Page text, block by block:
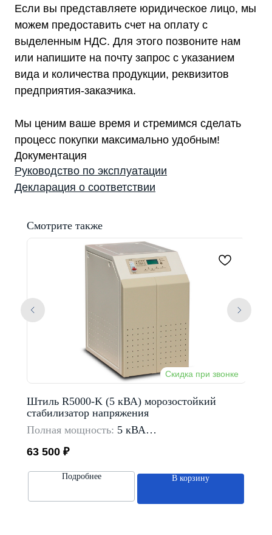
Если вы представляете юридическое лицо, мы
можем предоставить счет на оплату с
выделенным НДС. Для этого позвоните нам
или напишите на почту запрос с указанием
вида и количества продукции, реквизитов
предприятия-заказчика.
Мы ценим ваше время и стремимся сделать
процесс покупки максимально удобным!
Документация
Руководство по эксплуатации
Декларация о соответствии
Смотрите также
Штиль R5000-K (5 кВА) морозостойкий
стабилизатор напряжения
Полная мощность: 5 кВА
Предельный диапазон входного напряжение:
Способ установки:
63 500 ₽
Подробнее В корзину